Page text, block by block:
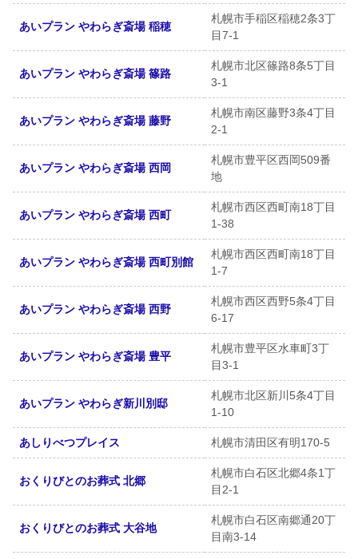
あいプラン やわらぎ斎場 稲穂
札幌市手稲区稲穂2条3丁
目7-1
あいプラン やわらぎ斎場 篠路
札幌市北区篠路8条5丁目
3-1
あいプラン やわらぎ斎場 藤野
札幌市南区藤野3条4丁目
2-1
あいプラン やわらぎ斎場 西岡
札幌市豊平区西岡509番
地
あいプラン やわらぎ斎場 西町
札幌市西区西町南18丁目
1-38
あいプラン やわらぎ斎場 西町別館
札幌市西区西町南18丁目
1-7
あいプラン やわらぎ斎場 西野
札幌市西区西野5条4丁目
6-17
あいプラン やわらぎ斎場 豊平
札幌市豊平区水車町3丁
目3-1
あいプラン やわらぎ新川別邸
札幌市北区新川5条4丁目
1-10
あしりべつプレイス 札幌市清田区有明170-5
おくりびとのお葬式 北郷
札幌市白石区北郷4条1丁
目2-1
おくりびとのお葬式 大谷地
札幌市白石区南郷通20丁
目南3-14